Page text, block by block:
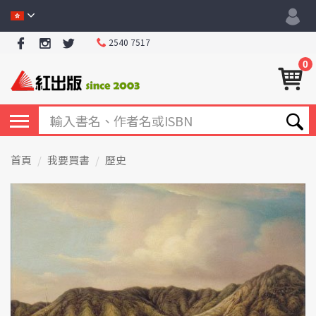
2540 7517
0
首頁 我要買書 歷史